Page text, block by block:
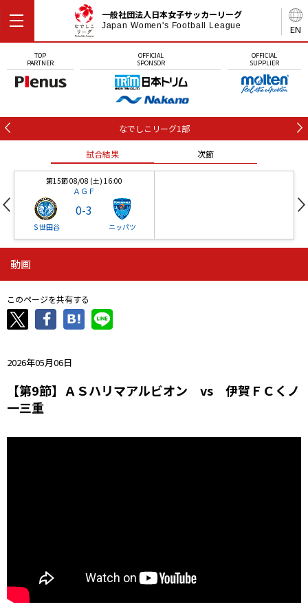
EN
一般社団法人日本女子サッカーリーグ
Japan Women's Football League
TOP
PARTNER
OFFICIAL
SPONSOR
OFFICIAL
SUPPLIER
なでしこリーグ1部
試合結果 次節
第15節 08/08 (土) 16:00
ＡＧＦ
Ｓ世田谷
0-3
ニッパツ
ニッパツ
ニッパツ
-
石人の星
動画
このページを共有する
2026年05月06日
【第9節】ＡＳハリマアルビオン vs 伊賀ＦＣくノ
一三重